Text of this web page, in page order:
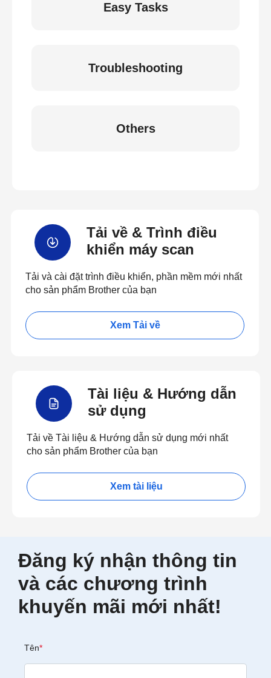
Easy Tasks
Troubleshooting
Others
Tải về & Trình điều
khiển máy scan
Tải và cài đặt trình điều khiển, phần mềm mới nhất
cho sản phẩm Brother của bạn
Xem Tải về
Tài liệu & Hướng dẫn
sử dụng
Tải về Tài liệu & Hướng dẫn sử dụng mới nhất
cho sản phẩm Brother của bạn
Xem tài liệu
Đăng ký nhận thông tin
và các chương trình
khuyến mãi mới nhất!
Tên*